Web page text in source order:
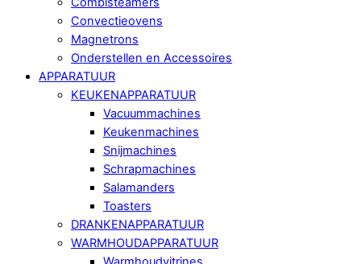
Convectieovens
Magnetrons
Onderstellen en Accessoires
APPARATUUR
KEUKENAPPARATUUR
Vacuummachines
Keukenmachines
Snijmachines
Schrapmachines
Salamanders
Toasters
DRANKENAPPARATUUR
WARMHOUDAPPARATUUR